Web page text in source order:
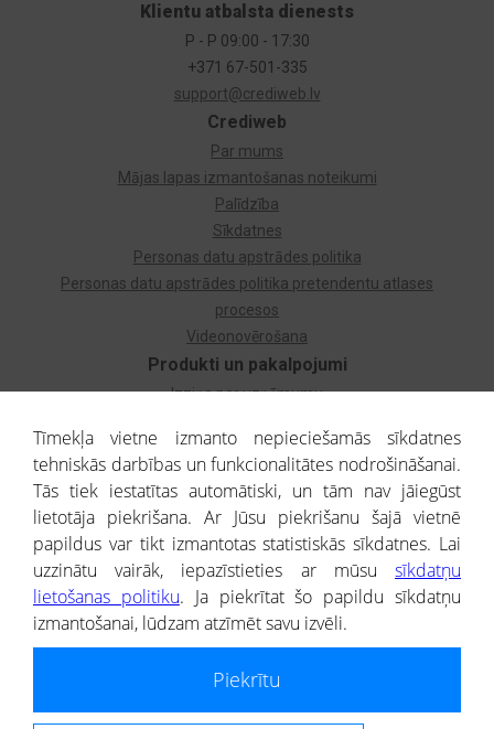
Produkti un pakalpojumi
Izziņa par uzņēmumu
Dzimtas koks
Uzņēmumu atlase
Monitorings
Kredītizziņa par ārvalstu uzņēmumiem
Crediweb
Par mums
Mājas lapas izmantošanas noteikumi
Palīdzība
Sīkdatnes
Personas datu apstrādes politika
Personas datu apstrādes politika pretendentu atlases
procesos
Videonovērošana
Klientu atbalsta dienests
P - P 09:00 - 17:30
+371 67-501-335
support@crediweb.lv
® CREDITREFORM Latvija
SIA
Portāla ietvaros saņemtajai informācijai ir uzziņas raksturs, un tai nav
Tīmekļa vietne izmanto nepieciešamās sīkdatnes
tehniskās darbības un funkcionalitātes nodrošināšanai.
Tās tiek iestatītas automātiski, un tām nav jāiegūst
lietotāja piekrišana. Ar Jūsu piekrišanu šajā vietnē
papildus var tikt izmantotas statistiskās sīkdatnes. Lai
uzzinātu vairāk, iepazīstieties ar mūsu sīkdatņu
lietošanas politiku. Ja piekrītat šo papildu sīkdatņu
izmantošanai, lūdzam atzīmēt savu izvēli.
Piekrītu